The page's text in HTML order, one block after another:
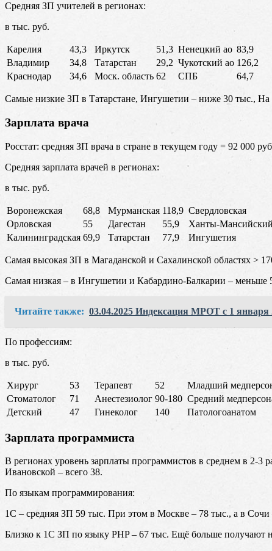
Средняя ЗП учителей в регионах:
в тыс. руб.
Карелия 43,3 Иркутск 51,3 Ненецкий ао 83,9
Владимир
34,8 Татарстан 29,2 Чукотский ао 126,2
Краснодар
34,6 Моск. область 62 СПБ 64,7
Самые низкие ЗП в Татарстане, Ингушетии – ниже 30 тыс.,
Зарплата врача
Росстат: средняя ЗП врача в стране в текущем году = 92 000
Средняя зарплата врачей в регионах:
в тыс. руб.
Воронежская 68,8 Мурманская 118,9 Свердловская
Орловская
55 Дагестан 55,9 Ханты-
Калининградская 69,9 Татарстан 77,9 Ингушетия
Самая высокая ЗП в Магаданской и Сахалинской областях >
Самая низкая – в Ингушетии и Кабардино-Балкарии – меньше
Читайте также: 03.04.2025 Индексация МРОТ с 1 января
По профессиям:
в тыс. руб.
Хирург 53 Терапевт 52 Младший
Стоматолог
71 Анестезиолог 90-180 Средний
Детский
47 Гинеколог 140 Патологоанатом
Зарплата программиста
В регионах уровень зарплаты программистов в среднем в 2-3
Ивановской – всего 38.
По языкам программирования:
1С – средняя ЗП 59 тыс. При этом в Москве – 78 тыс., а в
Близко к 1С ЗП по языку PHP – 67 тыс. Ещё больше получают